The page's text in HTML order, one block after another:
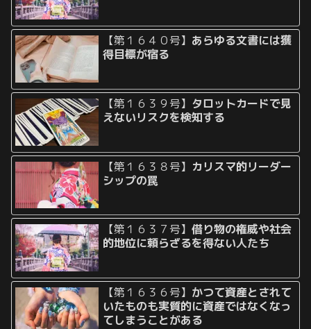
【第１６４０号】 あらゆる文書には獲
得目標が宿る
【第１６３９号】 タロットカードで見
えないリスクを検知する
【第１６３８号】 カリスマ的リーダー
シップの罠
【第１６３７号】借り物の権威や社会
的地位に頼らざるを得ない人たち
【第１６３６号】 かつて資産とされて
いたものも実質的に資産ではなくなっ
てしまうことがある